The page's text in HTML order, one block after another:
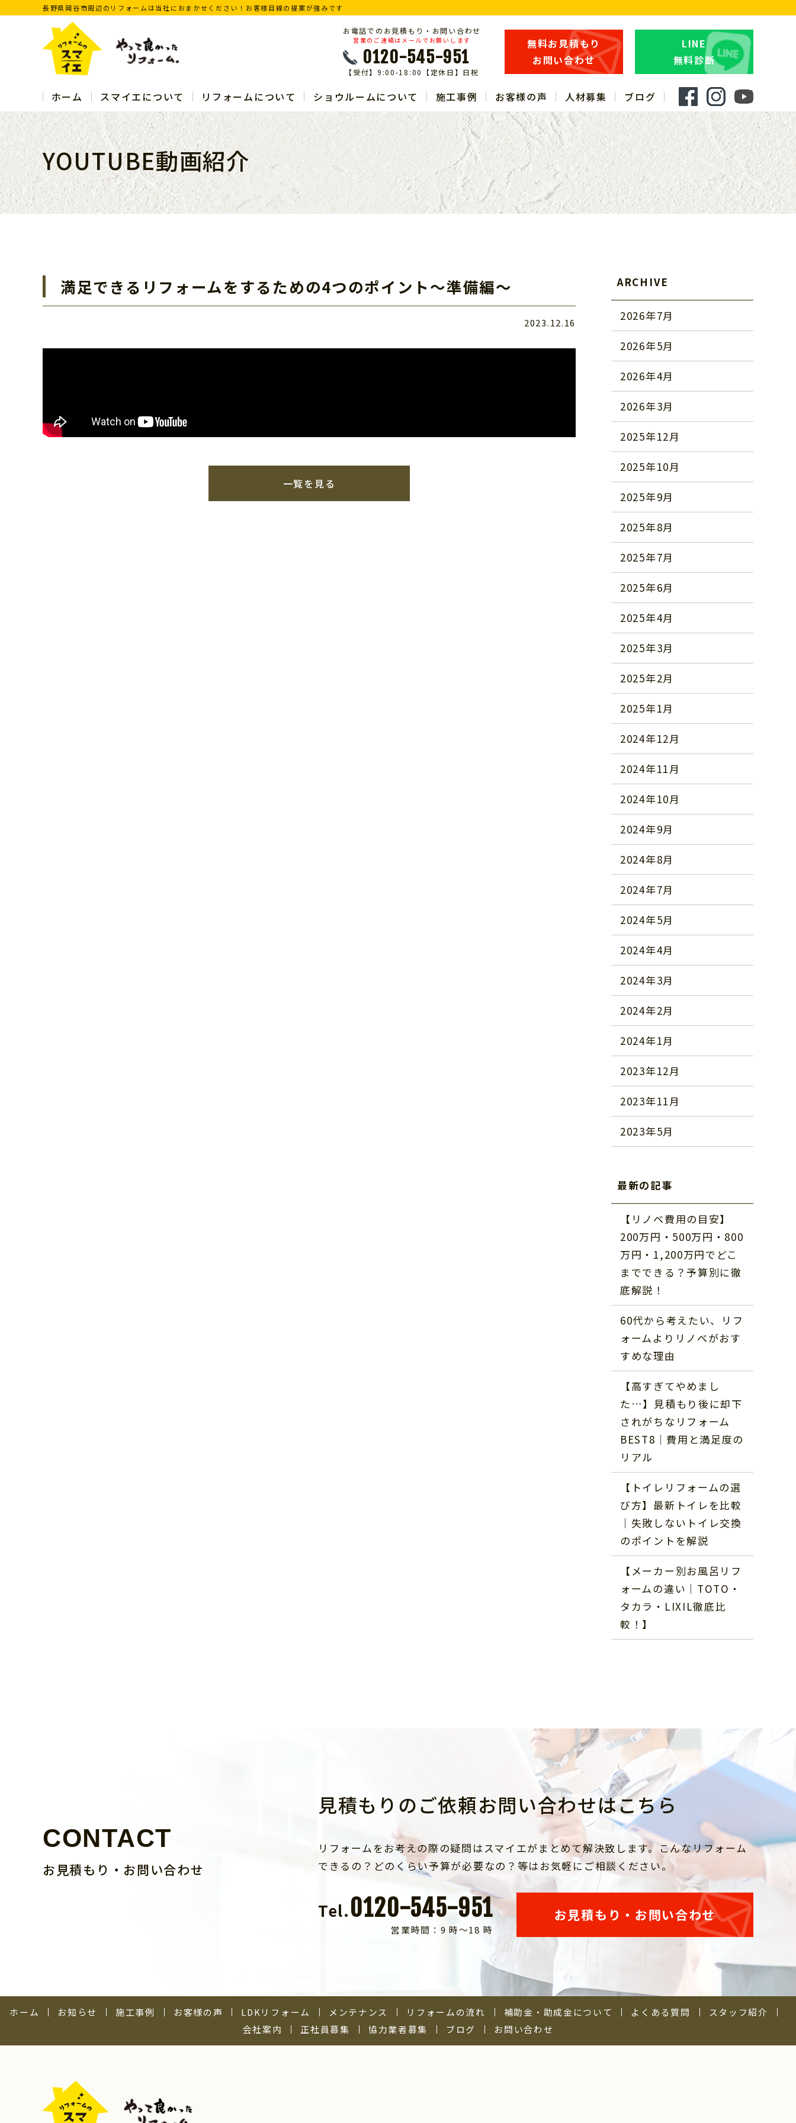
長野県岡谷市周辺のリフォームは当社におまかせください！お客様目線の提案が強みです
お電話でのお見積もり・お問い合わせ
営業のご連絡はメールでお願いします
0120-545-951
【受付】9:00-18:00【定休日】日祝
無料お見積もり
お問い合わせ
LINE
無料診断
ホーム スマイエについて リフォームについて ショウルームについて 施工事例 お客様の声 人材募集 ブログ
YOUTUBE動画紹介
満足できるリフォームをするための4つのポイント～準備編～
2023.12.16
一覧を見る
ARCHIVE
2026年7月
2026年5月
2026年4月
2026年3月
2025年12月
2025年10月
2025年9月
2025年8月
2025年7月
2025年6月
2025年4月
2025年3月
2025年2月
2025年1月
2024年12月
2024年11月
2024年10月
2024年9月
2024年8月
2024年7月
2024年5月
2024年4月
2024年3月
2024年2月
2024年1月
2023年12月
2023年11月
2023年5月
最新の記事
【リノベ費用の目安】
200万円・500万円・800
万円・1,200万円でどこ
までできる？予算別に徹
底解説！
60代から考えたい、リフ
ォームよりリノベがおす
すめな理由
【高すぎてやめまし
た…】見積もり後に却下
されがちなリフォーム
BEST8｜費用と満足度の
リアル
【トイレリフォームの選
び方】最新トイレを比較
｜失敗しないトイレ交換
のポイントを解説
【メーカー別お風呂リフ
ォームの違い｜TOTO・
タカラ・LIXIL徹底比
較！】
CONTACT
お見積もり・お問い合わせ
見積もりのご依頼お問い合わせはこちら
リフォームをお考えの際の疑問はスマイエがまとめて解決致します。こんなリフォーム
できるの？どのくらい予算が必要なの？等はお気軽にご相談ください。
Tel.0120-545-951
営業時間：9 時～18 時
お見積もり・お問い合わせ
ホーム お知らせ 施工事例 お客様の声 LDKリフォーム メンテナンス リフォームの流れ 補助金・助成金について よくある質問
スタッフ紹介
会社案内
正社員募集 協力業者募集 ブログ お問い合わせ